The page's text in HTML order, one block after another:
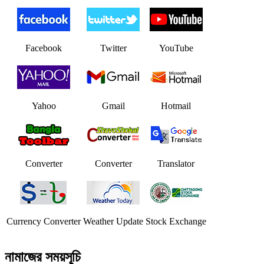
Facebook Twitter YouTube
Yahoo Gmail Hotmail
Converter Converter Translator
Currency Converter Weather Update Stock Exchange
নামাজের সময়সূচি